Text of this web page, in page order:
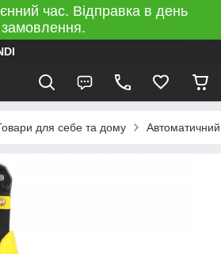
час. Відправка в день
замовлення.
для себе та дому Автоматичний